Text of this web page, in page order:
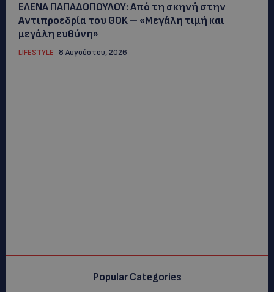
ΕΛΕΝΑ ΠΑΠΑΔΟΠΟΥΛΟΥ: Από τη σκηνή στην
Αντιπροεδρία του ΘΟΚ – «Μεγάλη τιμή και
μεγάλη ευθύνη»
LIFESTYLE 8 Αυγούστου, 2026
Popular Categories